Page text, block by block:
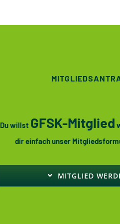
Du willst GFSK-Mitglied
dir einfach unser
MITGLIED